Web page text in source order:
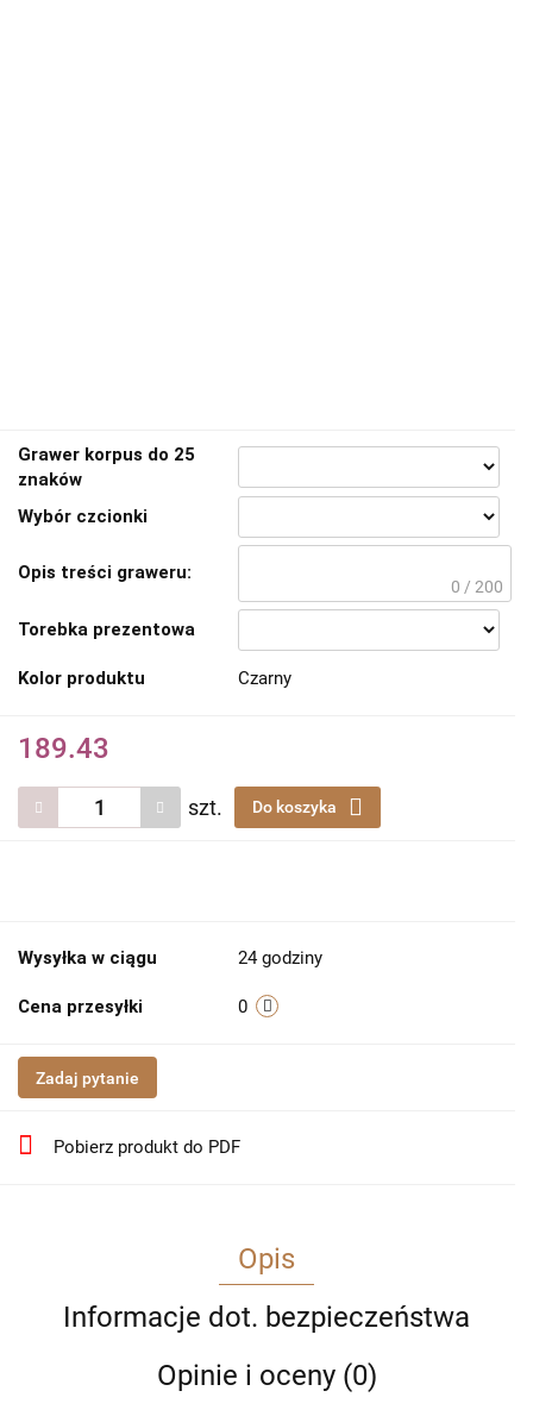
Grawer korpus do 25
znaków
Wybór czcionki
Opis treści graweru:
0 / 200
Torebka prezentowa
Kolor produktu Czarny
189.43
szt. Do koszyka
Wysyłka w ciągu 24 godziny
Cena przesyłki 0
Zadaj pytanie
Pobierz produkt do PDF
Opis
Informacje dot. bezpieczeństwa
Opinie i oceny (0)